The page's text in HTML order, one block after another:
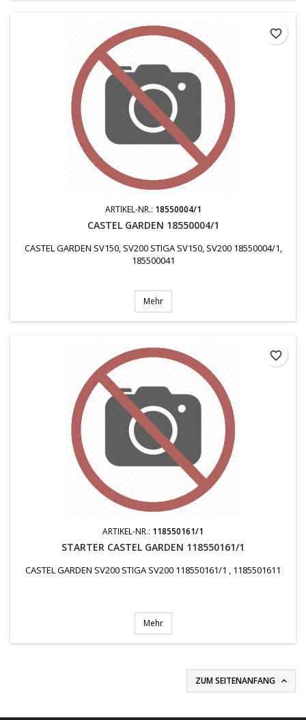
ARTIKEL-NR.: 18550004/1
CASTEL GARDEN 18550004/1
CASTEL GARDEN SV150, SV200 STIGA SV150, SV200 18550004/1,
185500041
Mehr
favorite_border
ARTIKEL-NR.: 118550161/1
STARTER CASTEL GARDEN 118550161/1
CASTEL GARDEN SV200 STIGA SV200 118550161/1 , 1185501611
Mehr
favorite_border
ZUM SEITENANFANG 